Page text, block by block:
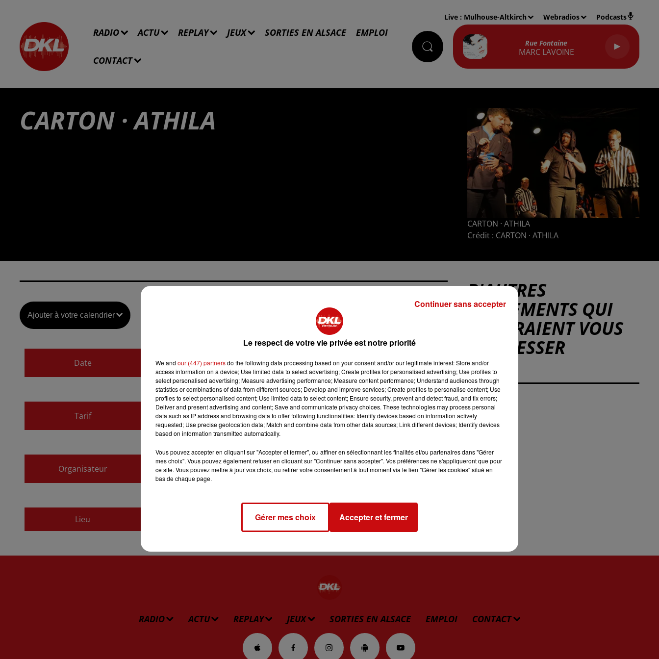
RADIO ACTU REPLAY JEUX SORTIES EN ALSACE EMPLOI
CONTACT
Live : Mulhouse-Altkirch Webradios Podcasts
Rue Fontaine
MARC LAVOINE
CARTON · ATHILA
CARTON · ATHILA
Crédit : CARTON · ATHILA
Ajouter à votre calendrier
Date
au16 mars 2024 à 22h00
Tarif
Payant
Organisateur
ATHILA
athila.impro@free.fr
Lieu
Foyer Saint-Charles - 20 rue de l’Eglise
D'AUTRES
ÉVÉNEMENTS QUI
POURRAIENT VOUS
INTÉRESSER
RADIO ACTU REPLAY JEUX SORTIES EN ALSACE EMPLOI CONTACT
Le respect de votre vie privée est notre priorité
We and our (447) partnersdo the following data processing based on your consent and/or our legitimate interest: Store and/or
access information on a device; Use limited data to select advertising; Create profiles for personalised advertising; Use profiles to
select personalised advertising; Measure advertising performance; Measure content performance; Understand audiences through
statistics or combinations of data from different sources; Develop and improve services; Create profiles to personalise content; Use
profiles to select personalised content; Use limited data to select content; Ensure security, prevent and detect fraud, and fix errors;
Deliver and present advertising and content; Save and communicate privacy choices. These technologies may process personal
data such as IP address and browsing data to offer following functionalities: Identify devices based on information actively
requested; Use precise geolocation data; Match and combine data from other data sources; Link different devices; Identify devices
based on information transmitted automatically.
Vous pouvez accepter en cliquant sur "Accepter et fermer", ou affiner en sélectionnant les finalités et/ou partenaires dans "Gérer
mes choix". Vous pouvez également refuser en cliquant sur "Continuer sans accepter". Vos préférences ne s'appliqueront que pour
ce site. Vous pouvez mettre à jour vos choix, ou retirer votre consentement à tout moment via le lien "Gérer les cookies" situé en
bas de chaque page.
Gérer mes choix Accepter et fermer
Continuer sans accepter